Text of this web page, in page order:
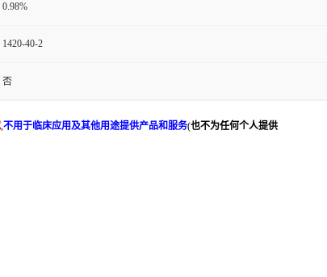
0.98%
1420-40-2
否
,不用于临床应用及其他用途提供产品和服务(也不为任何个人提供